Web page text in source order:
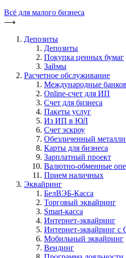
Всё для малого бизнеса
⟶
Депозиты
Депозиты
Покупка ценных бумаг
Займы
Расчетное обслуживание
Международные
Online-счет для ИП
Счет для бизнеса
Пакеты услуг
Из ИП в ЮЛ
Счет эскроу
Обезличенный
Карты для бизнеса
Зарплатный проект
Валютно-обменные
Прием наличных
Эквайринг
БелВЭБ-Касса
Торговый эквайринг
Smart-касса
Интернет-эквайринг
Интернет-эквайринг с
Мобильный эквайринг
Вендинг